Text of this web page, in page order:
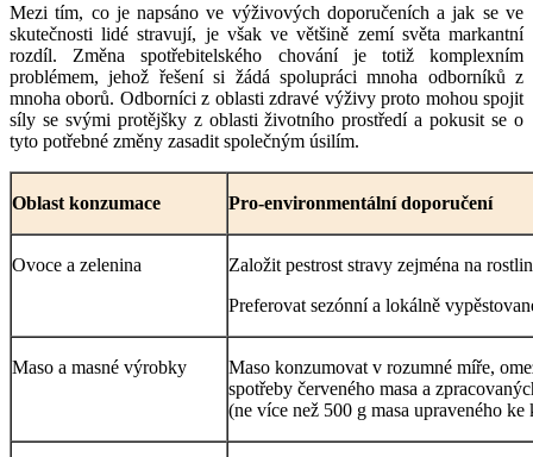
Mezi tím, co je napsáno ve výživových doporučeních a jak se ve
skutečnosti lidé stravují, je však ve většině zemí světa markantní
rozdíl. Změna spotřebitelského chování je totiž komplexním
problémem, jehož řešení si žádá spolupráci mnoha odborníků z
mnoha oborů. Odborníci z oblasti zdravé výživy proto mohou spojit
síly se svými protějšky z oblasti životního prostředí a pokusit se o
tyto potřebné změny zasadit společným úsilím.
Oblast konzumace Pro-environmentální doporučení
Ovoce a zelenina
Založit pestrost stravy zejména na
Preferovat sezónní a lokálně
Maso a masné výrobky
Maso konzumovat v rozumné míře,
spotřeby červeného masa a
(ne více než 500 g masa upraveného